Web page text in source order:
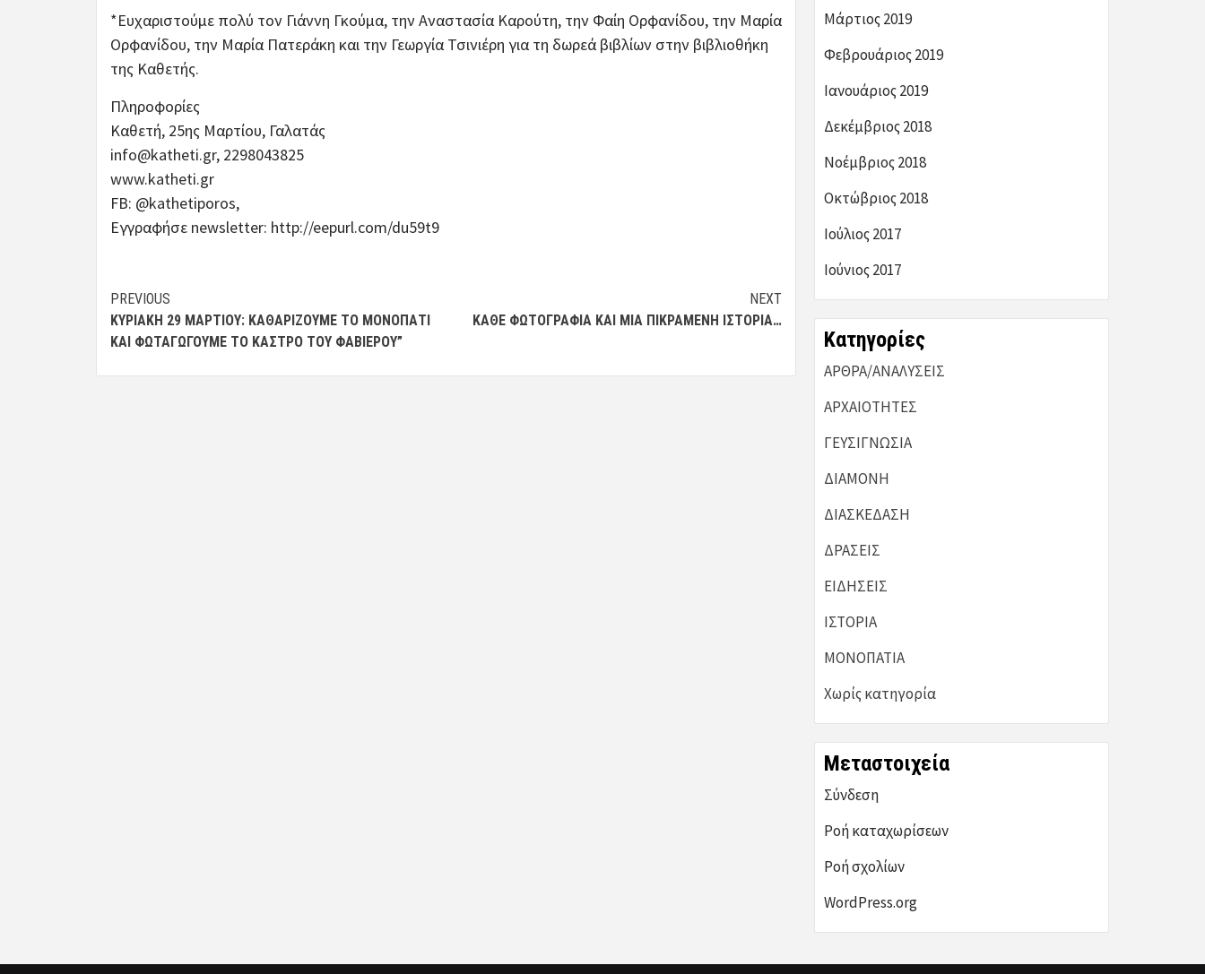
*Ευχαριστούμε πολύ τον Γιάννη Γκούμα, την Αναστασία Καρούτη, την Φαίη Ορφανίδου, την Μαρία
Ορφανίδου, την Μαρία Πατεράκη και την Γεωργία Τσινιέρη για τη δωρεά βιβλίων στην βιβλιοθήκη
της Καθετής.
Πληροφορίες
Καθετή, 25ης Μαρτίου, Γαλατάς
info@katheti.gr, 2298043825
www.katheti.gr
FB: @kathetiporos,
Εγγραφήσε newsletter: http://eepurl.com/du59t9
Post
navigation
PREVIOUS
ΚΥΡΙΑΚΉ 29 ΜΑΡΤΊΟΥ: ΚΑΘΑΡΊΖΟΥΜΕ ΤΟ ΜΟΝΟΠΆΤΙ
ΚΑΙ ΦΩΤΑΓΩΓΟΎΜΕ ΤΟ ΚΆΣΤΡΟ ΤΟΥ ΦΑΒΙΈΡΟΥ”
NEXT
ΚΆΘΕ ΦΩΤΟΓΡΑΦΊΑ ΚΑΙ ΜΊΑ ΠΙΚΡΑΜΈΝΗ ΙΣΤΟΡΊΑ…
Μάρτιος 2019
Φεβρουάριος 2019
Ιανουάριος 2019
Δεκέμβριος 2018
Νοέμβριος 2018
Οκτώβριος 2018
Ιούλιος 2017
Ιούνιος 2017
Kατηγορίες
ΑΡΘΡΑ/ΑΝΑΛΥΣΕΙΣ
ΑΡΧΑΙΟΤΗΤΕΣ
ΓΕΥΣΙΓΝΩΣΙΑ
ΔΙΑΜΟΝΗ
ΔΙΑΣΚΕΔΑΣΗ
ΔΡΑΣΕΙΣ
ΕΙΔΗΣΕΙΣ
ΙΣΤΟΡΙΑ
ΜΟΝΟΠΑΤΙΑ
Χωρίς κατηγορία
Μεταστοιχεία
Σύνδεση
Ροή καταχωρίσεων
Ροή σχολίων
WordPress.org